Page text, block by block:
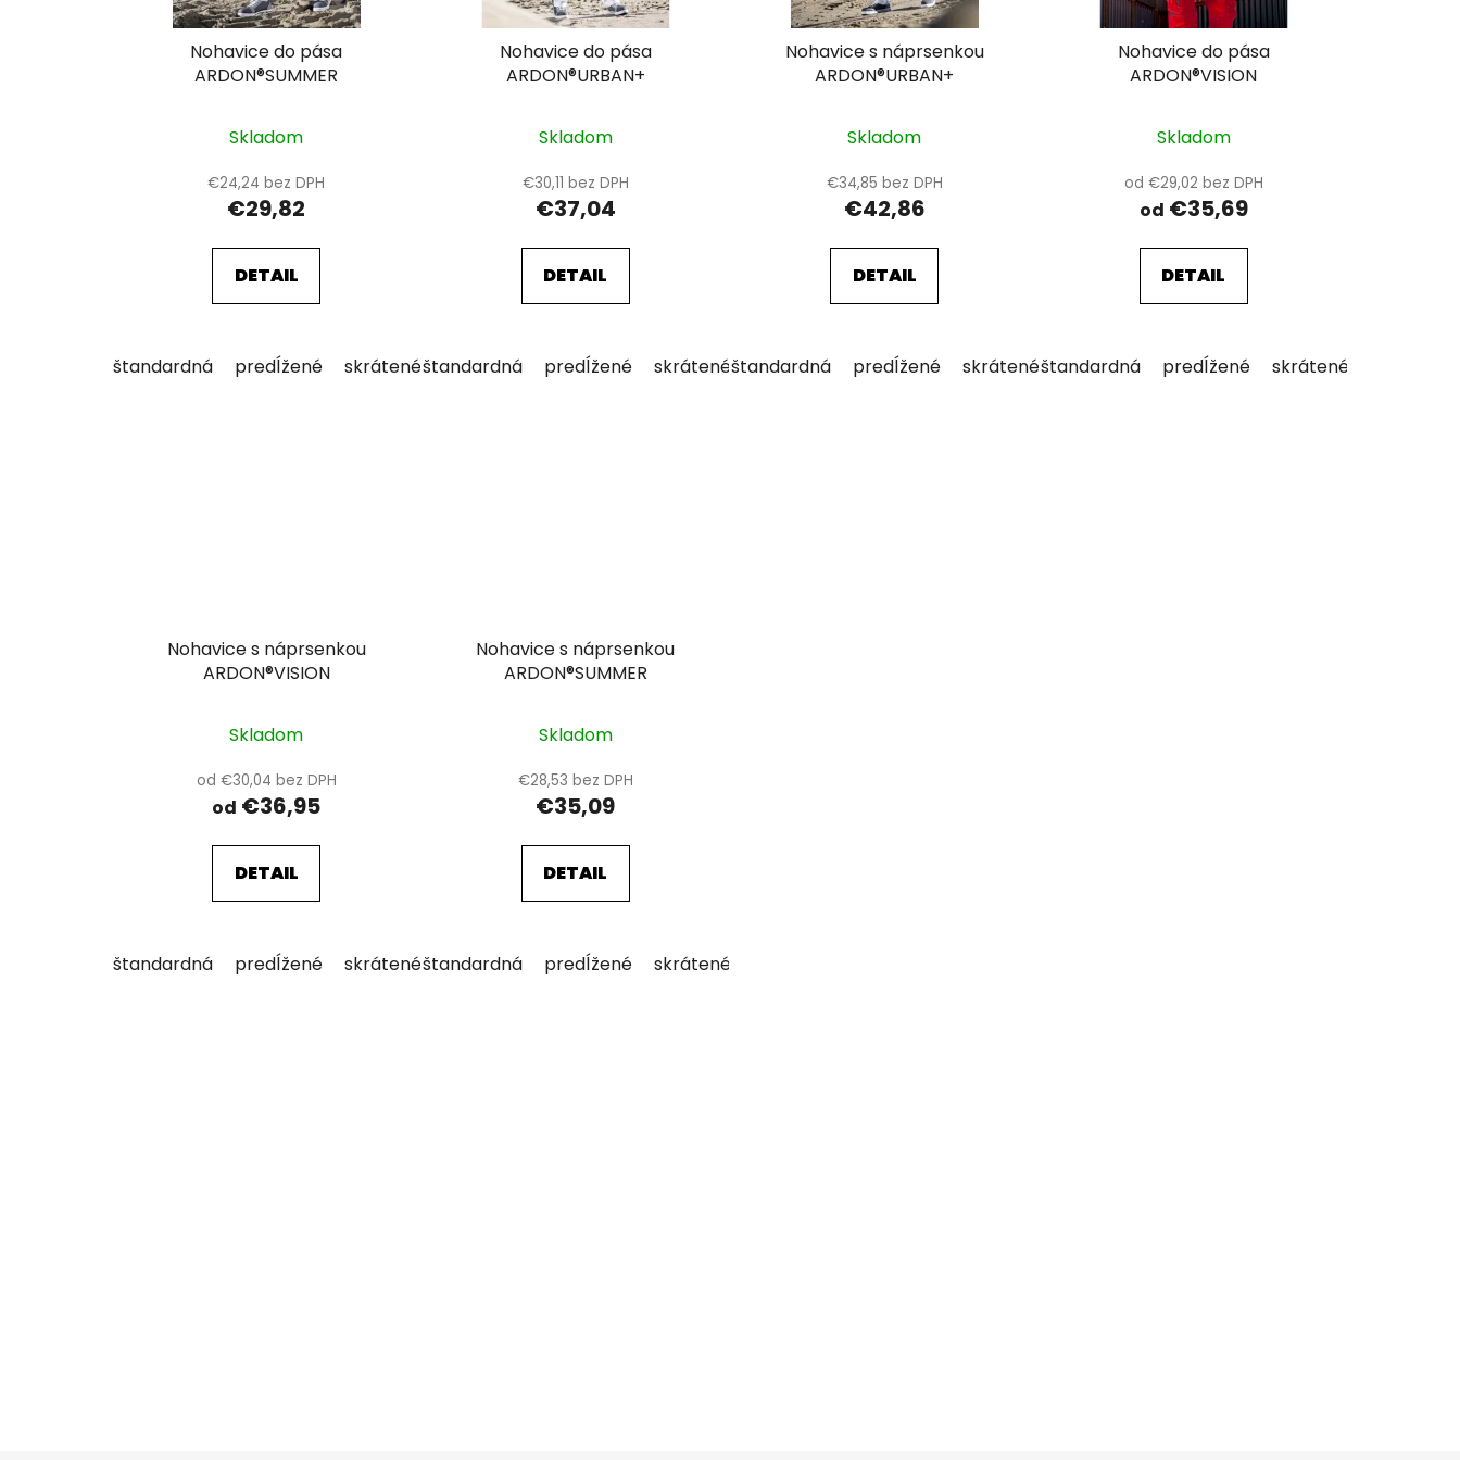
Nohavice do pása
ARDON®SUMMER
Skladom
€24,24 bez DPH
€29,82
DETAIL
štandardná predĺžené skrátené
Nohavice do pása
ARDON®URBAN+
Skladom
€30,11 bez DPH
€37,04
DETAIL
štandardná predĺžené skrátené
Nohavice s náprsenkou
ARDON®URBAN+
Skladom
€34,85 bez DPH
€42,86
DETAIL
štandardná predĺžené skrátené
Nohavice do pása
ARDON®VISION
Skladom
od €29,02 bez DPH
od €35,69
DETAIL
štandardná predĺžené skrátené
Nohavice s náprsenkou
ARDON®VISION
Skladom
od €30,04 bez DPH
od €36,95
DETAIL
štandardná predĺžené skrátené
Nohavice s náprsenkou
ARDON®SUMMER
Skladom
€28,53 bez DPH
€35,09
DETAIL
štandardná predĺžené skrátené